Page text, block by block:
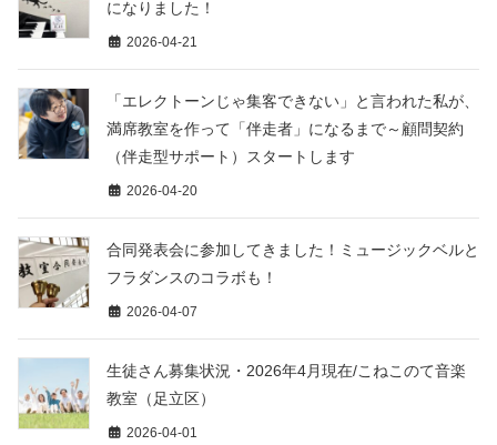
になりました！
2026-04-21
「エレクトーンじゃ集客できない」と言われた私が、
満席教室を作って「伴走者」になるまで～顧問契約
（伴走型サポート）スタートします
2026-04-20
合同発表会に参加してきました！ミュージックベルと
フラダンスのコラボも！
2026-04-07
生徒さん募集状況・2026年4月現在/こねこのて音楽
教室（足立区）
2026-04-01